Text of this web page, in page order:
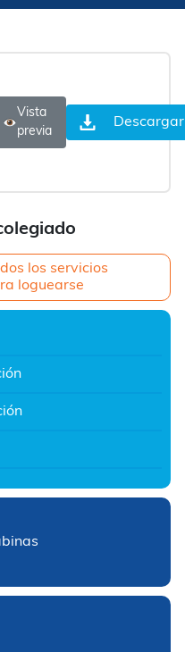
los servicios
loguearse
Vista
previa
Descargar